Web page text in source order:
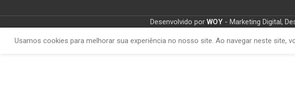
Desenvolvido por WOY - Marketing Digital,
Usamos cookies para melhorar sua experiência no nosso site. Ao navegar neste site,